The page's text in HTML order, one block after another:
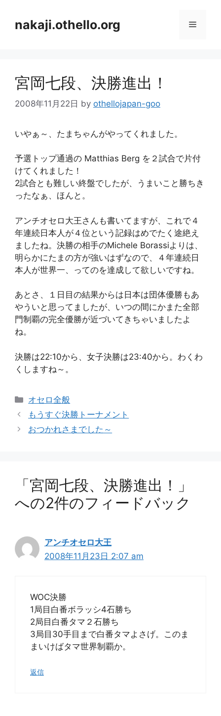
nakaji.othello.org メ
宮岡七段、決勝進出！
2008年11月22日 by othellojapan-goo
いやぁ～、たまちゃんがやってくれました。
予選トップ通過の Matthias Berg を２試合で片付
けてくれました！
2試合とも難しい終盤でしたが、うまいこと勝ちき
ったなぁ、ほんと。
アンチオセロ大王さんも書いてますが、これで４
年連続日本人が４位という記録はめでたく途絶え
ましたね。決勝の相手のMichele Borassiよりは、
明らかにたまの方が強いはずなので、４年連続日
本人が世界一、ってのを達成して欲しいですね。
あとさ、１日目の結果からは日本は団体優勝もあ
やういと思ってましたが、いつの間にかまた全部
門制覇の完全優勝が近づいてきちゃいましたよ
ね。
決勝は22:10から、女子決勝は23:40から。わくわ
くしますね～。
カ
テ
ゴ
リ
オセロ全般
もうすぐ決勝トーナメント
おつかれさまでした～
「宮岡七段、決勝進出！」
への2件のフィードバック
アンチオセロ大王
2008年11月23日 2:07 am
WOC決勝
1局目白番ボラッシ4石勝ち
2局目白番タマ２石勝ち
3局目30手目まで白番タマよさげ。このま
まいけばタマ世界制覇か。
返信